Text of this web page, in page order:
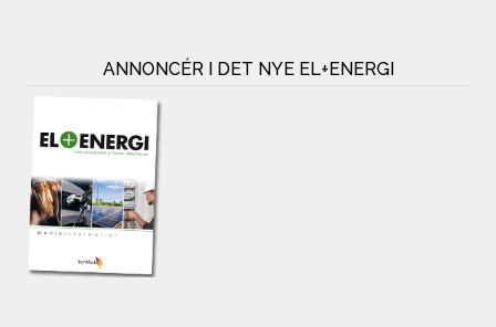
ANNONCÉR I DET NYE EL+ENERGI